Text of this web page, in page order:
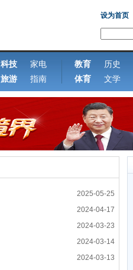
设为首页
科技
家电
旅游
指南
教育
历史
体育
文学
2025-05-25
2024-04-17
2024-03-23
2024-03-14
2024-03-13